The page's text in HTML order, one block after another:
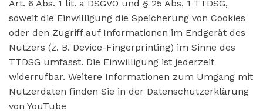
Art. 6 Abs. 1 lit. a DSGVO und § 25 Abs. 1 TTDSG,
soweit die Einwilligung die Speicherung von Cookies
oder den Zugriff auf Informationen im Endgerät des
Nutzers (z. B. Device-Fingerprinting) im Sinne des
TTDSG umfasst. Die Einwilligung ist jederzeit
widerrufbar. Weitere Informationen zum Umgang mit
Nutzerdaten finden Sie in der Datenschutzerklärung
von YouTube